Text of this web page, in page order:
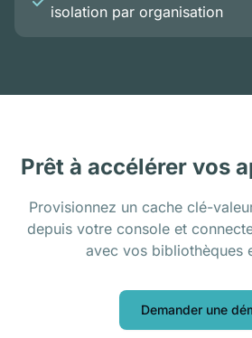
isolation par organisation
Prêt à accélérer vos
Provisionnez un cache clé-
depuis votre console et
avec vos bibliothèques
Demander une